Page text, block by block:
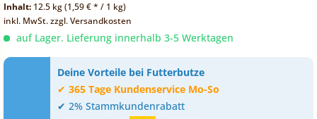
Inhalt: 12.5 kg (1,59 € * / 1 kg)
inkl. MwSt.zzgl. Versandkosten
auf Lager. Lieferung innerhalb 3-5 Werktagen
Deine Vorteile bei Futterbutze
✔ 365 Tage Kundenservice Mo-So
✔ 2% Stammkundenrabatt